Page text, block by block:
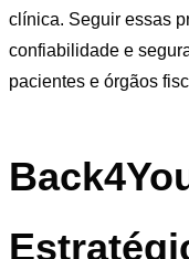
clínica. Seguir essas
confiabilidade e
pacientes e órgãos